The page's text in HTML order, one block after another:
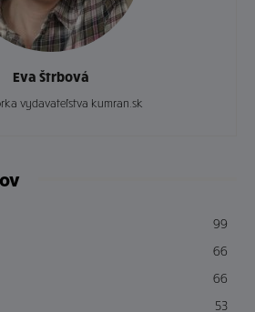
Eva Štrbová
vydavateľstva kumran.sk
99
66
66
53